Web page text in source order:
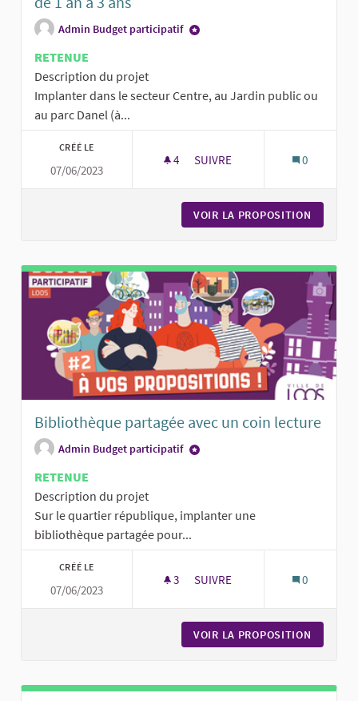
Admin Budget participatif
RETENUE
Description du projet
Implanter dans le secteur Centre, au Jardin public ou
au parc Danel (à...
CRÉÉ LE
07/06/2023
4 4 ABONNÉS
SUIVRE 0
VOIR LA PROPOSITION
Bibliothèque partagée avec un coin lecture
Admin Budget participatif
RETENUE
Description du projet
Sur le quartier république, implanter une
bibliothèque partagée pour...
CRÉÉ LE
07/06/2023
3 3 ABONNÉS
SUIVRE 0
VOIR LA PROPOSITION